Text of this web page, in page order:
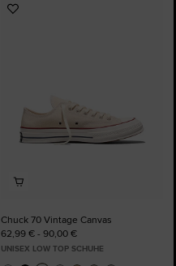
Zu
Chuck 70 Vintage Canvas
62,99 € - 90,00 €
UNISEX LOW TOP SCHUHE